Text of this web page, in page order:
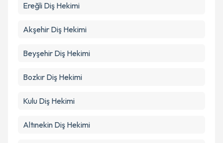
Ereğli Diş Hekimi
Akşehir Diş Hekimi
Beyşehir Diş Hekimi
Bozkır Diş Hekimi
Kulu Diş Hekimi
Altınekin Diş Hekimi